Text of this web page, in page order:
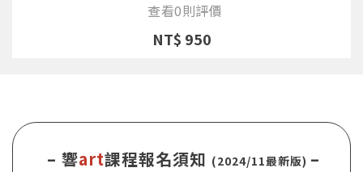
查看0則評價
NT$ 950
– 響art課程報名須知 (2024/11最新版) –